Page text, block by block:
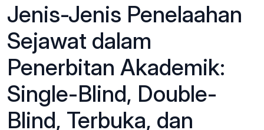
Jenis-Jenis Penelaahan
Sejawat dalam
Penerbitan Akademik:
Single-Blind, Double-
Blind, Terbuka, dan